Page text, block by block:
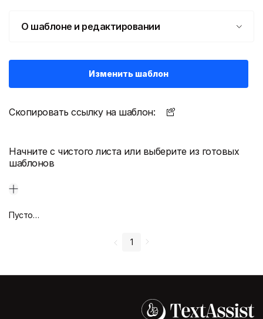
О шаблоне и редактировании
Изменить шаблон
Скопировать ссылку на шаблон:
Начните с чистого листа или выберите из готовых
шаблонов
Пустой дизайн-макет
1